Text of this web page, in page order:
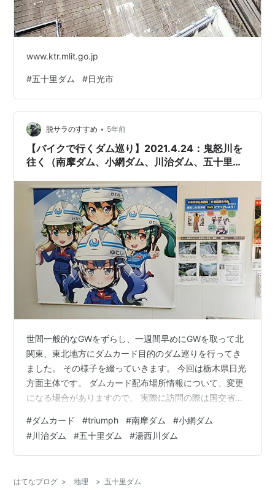
www.ktr.mlit.go.jp
#五十里ダム #日光市
脱サラのすすめ • 5年前
【バイクで行くダム巡り】2021.4.24：鬼怒川を
往く（南摩ダム、小網ダム、川治ダム、五十里ダ
世間一般的なGWをずらし、一週間早めにGWを取って北
関東、東北地方にダムカード目的のダム巡りを行ってき
ました。 その様子を綴っていきます。 今回は栃木県日光
方面主体です。 ダムカード配布場所情報について、変更
になる場合がありますので、 実際に訪問の際は国交省の
ください。 ※また、現在コロナ対策でダムカードの配布
方法が異なっているケースがあります。各ダム管理所の
ホームページなどで確認してから訪問することをお勧め
木県） ２．小網ダム（栃木県） ３．川治ダム（栃木県）
#ダムカード #triumph #南摩ダム #小網ダム
#川治ダム #五十里ダム #湯西川ダム
はてなブログ > 地理 > 五十里ダム